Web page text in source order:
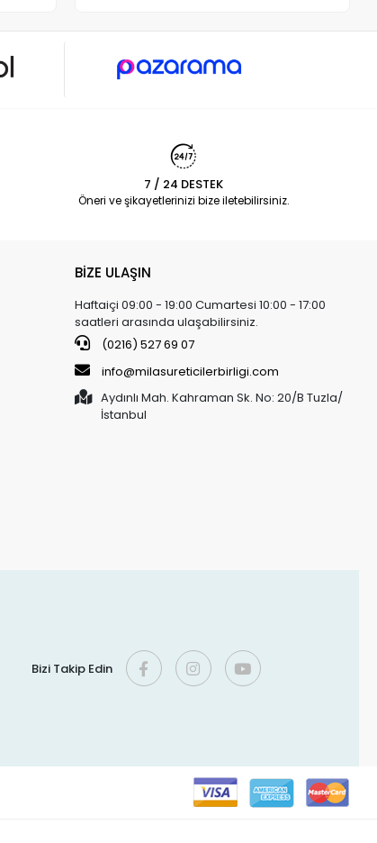
7 / 24 DESTEK
Öneri ve şikayetlerinizi bize iletebilirsiniz.
BİZE ULAŞIN
Haftaiçi 09:00 - 19:00 Cumartesi 10:00 - 17:00
saatleri arasında ulaşabilirsiniz.
(0216) 527 69 07
info@milasureticilerbirligi.com
Aydınlı Mah. Kahraman Sk. No: 20/B Tuzla/
İstanbul
Bizi Takip Edin